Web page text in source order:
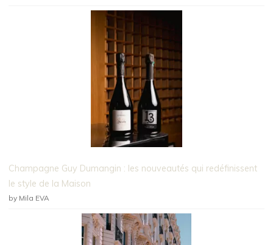
Champagne Guy Dumangin : les nouveautés qui redéfinissent
le style de la Maison
by Mila EVA